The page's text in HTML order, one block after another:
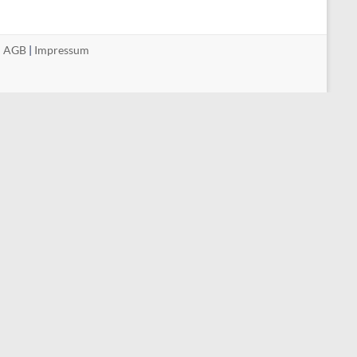
AGB | Impressum